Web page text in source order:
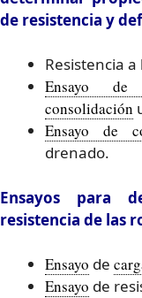
de resistencia y
Resistencia a
Ensayo de
consolidación
Ensayo de
drenado.
Ensayos para
resistencia de las
Ensayo de
Ensayo de